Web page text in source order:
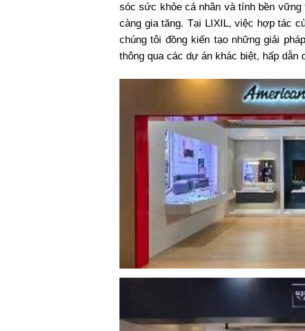
sóc sức khỏe cá nhân và tính bền
càng gia tăng. Tại LIXIL, việc hợp tác
chúng tôi đồng kiến tạo những giải
thông qua các dự án khác biệt, hấp dẫn